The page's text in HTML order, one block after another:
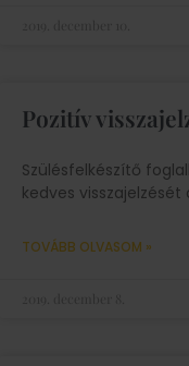
Pozitív
Szülésfelkészítő
kedves visszajelzését
TOVÁBB OLVASOM »